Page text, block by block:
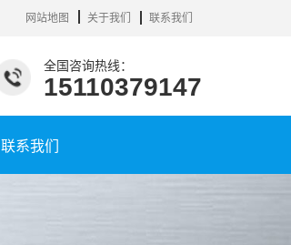
网站地图 关于我们 联系我们
全国咨询热线：
15110379147
联系我们